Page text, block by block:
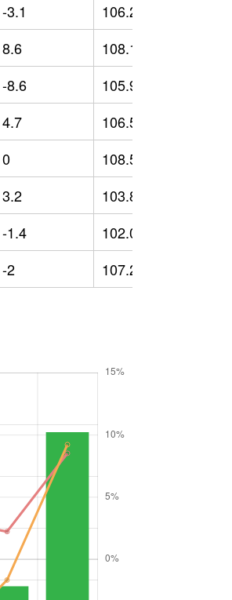
-3.1 106.25
8.6 108.12
-8.6 105.96
4.7 106.58
0 108.52
3.2 103.83
-1.4 102.03
-2 107.23